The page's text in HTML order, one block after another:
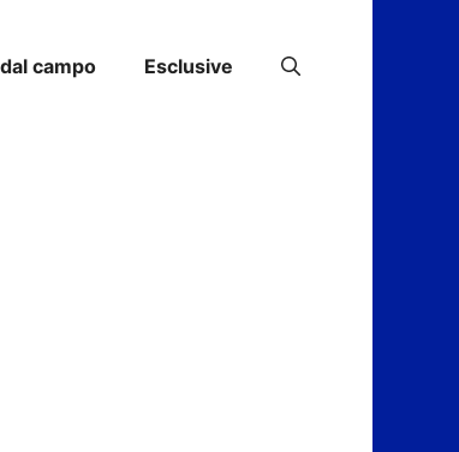
campo Esclusive